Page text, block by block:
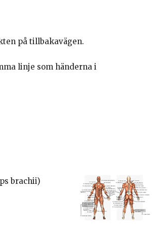
på tillbakavägen.
linje som händerna i
brachii)